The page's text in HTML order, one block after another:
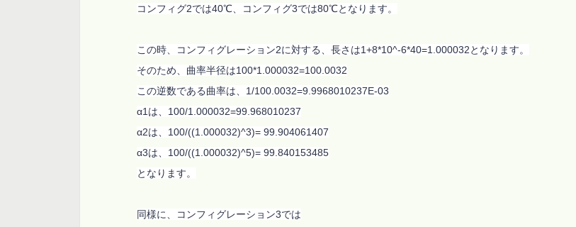
コンフィグ2では40℃、コンフィグ3では80℃となります。
この時、コンフィグレーション2に対する、長さは1+8*10^-6*40=1.000032となります。
そのため、曲率半径は100*1.000032=100.0032
この逆数である曲率は、 1/100.0032=9.9968010237E-03
α1 は、 100/1.000032=99.968010237
α2は、 100/((1.000032)^3)= 99.904061407
α3は、 100/((1.000032)^5)= 99.840153485
となります。
同様に、コンフィグレーション3では